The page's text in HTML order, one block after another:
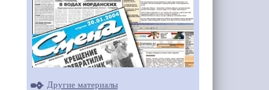
Другие материалы